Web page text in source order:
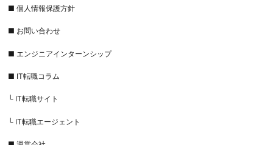
■ 個人情報保護方針
■ お問い合わせ
■ エンジニアインターンシップ
■ IT転職コラム
└ IT転職サイト
└ IT転職エージェント